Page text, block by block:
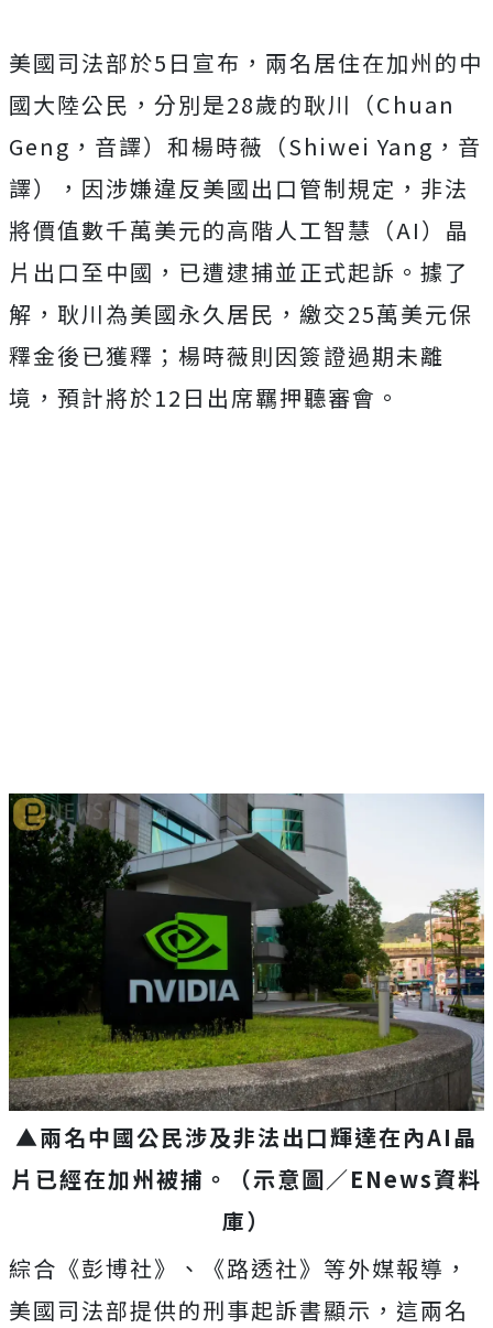
美國司法部於5日宣布，兩名居住在加州的中
國大陸公民，分別是28歲的耿川（Chuan
Geng，音譯）和楊時薇（Shiwei Yang，音
譯），因涉嫌違反美國出口管制規定，非法
將價值數千萬美元的高階人工智慧（AI）晶
片出口至中國，已遭逮捕並正式起訴。據了
解，耿川為美國永久居民，繳交25萬美元保
釋金後已獲釋；楊時薇則因簽證過期未離
境，預計將於12日出席羈押聽審會。
▲兩名中國公民涉及非法出口輝達在內AI晶
片已經在加州被捕。（示意圖／ENews資料
庫）
綜合《彭博社》、《路透社》等外媒報導，
美國司法部提供的刑事起訴書顯示，這兩名